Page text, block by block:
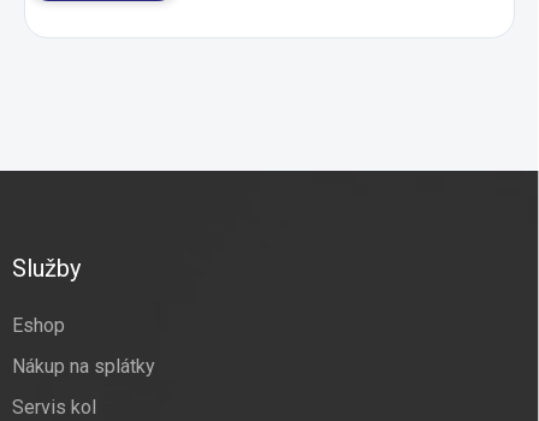
Služby
Eshop
Nákup na splátky
Servis kol